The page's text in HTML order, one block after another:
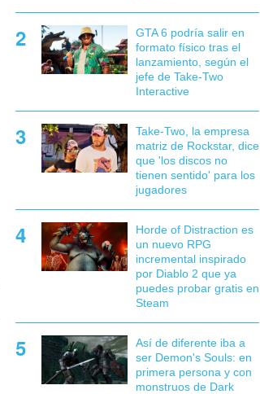
GTA 6 podría salir en
formato físico tras el
lanzamiento, según el
jefe de Take-Two
Interactive
Take-Two, la empresa
matriz de Rockstar, dice
que 'los discos no
tienen sentido' para los
jugadores
Horde of Distraction es
un nuevo RPG
incremental inspirado
por Diablo 2 que ya
puedes probar gratis en
Steam
Así de diferente iba a
ser Demon's Souls: en
primera persona y con
monstruos de Dark